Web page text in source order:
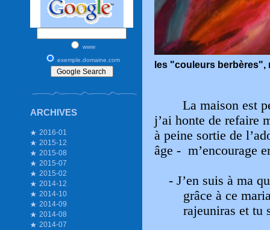
www
exemple.domaine.com
ARCHIVES
2016-01
2015-12
2015-08
2015-07
2015-02
2014-12
2014-10
2014-09
2014-08
2014-07
les "couleurs berbères",
La maison est
j’ai honte de refaire
à peine sortie de
âge - m’encourage
- J’en suis à ma
grâce à ce
rajeuniras et tu